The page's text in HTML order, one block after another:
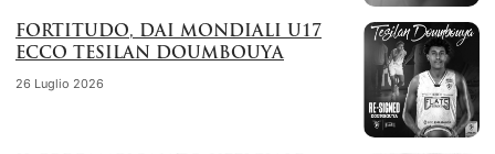
FORTITUDO, DAI MONDIALI U17
ECCO TESILAN DOUMBOUYA
26 Luglio 2026